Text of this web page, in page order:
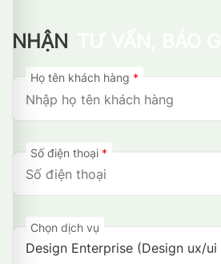
NHẬN
Họ tên khách hàng *
Số điện thoại *
Chọn dịch vụ